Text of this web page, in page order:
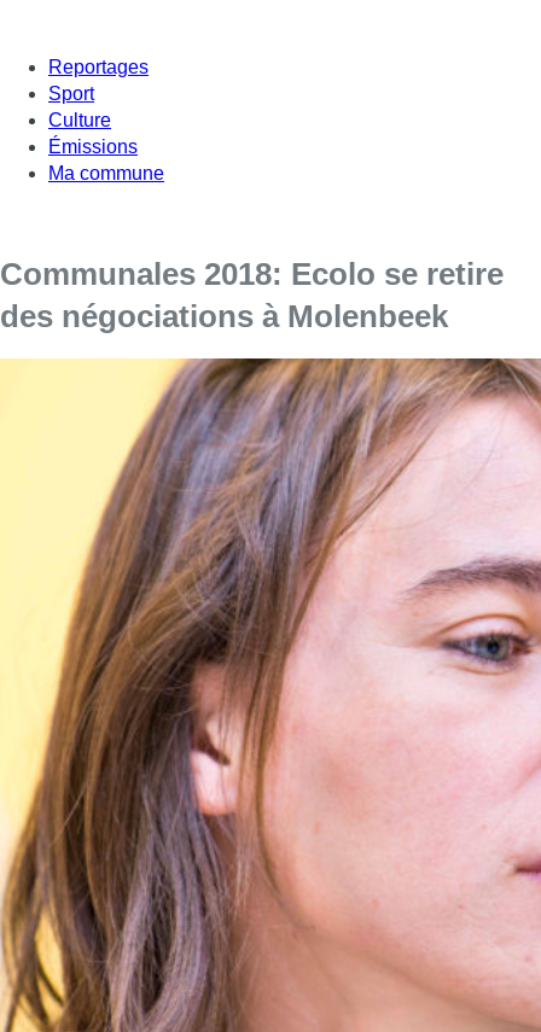
Reportages
Sport
Culture
Émissions
Ma commune
Communales 2018: Ecolo se retire
des négociations à Molenbeek